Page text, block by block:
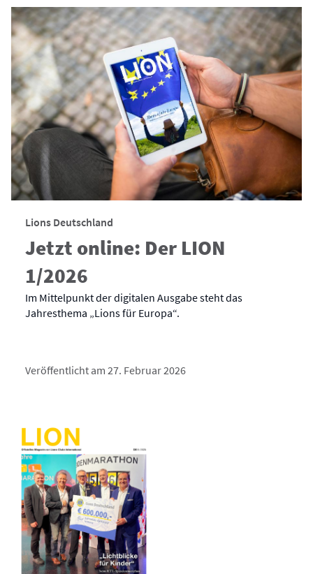
Lions Deutschland
Jetzt online: Der LION
1/2026
Im Mittelpunkt der digitalen Ausgabe steht das
Jahresthema „Lions für Europa“.
Veröffentlicht am 27. Februar 2026